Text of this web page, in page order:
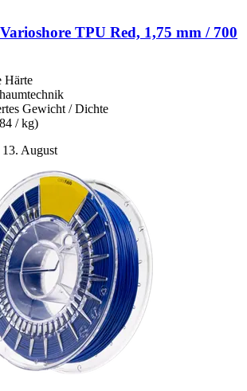
Varioshore TPU Red, 1,75 mm / 700
Härte
Gewicht / Dichte
/ kg)
August